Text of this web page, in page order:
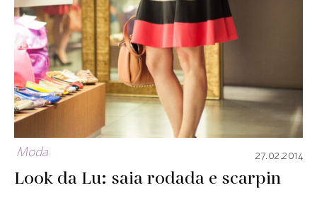
Moda 27.02.2014
Look da Lu: saia rodada e scarpin